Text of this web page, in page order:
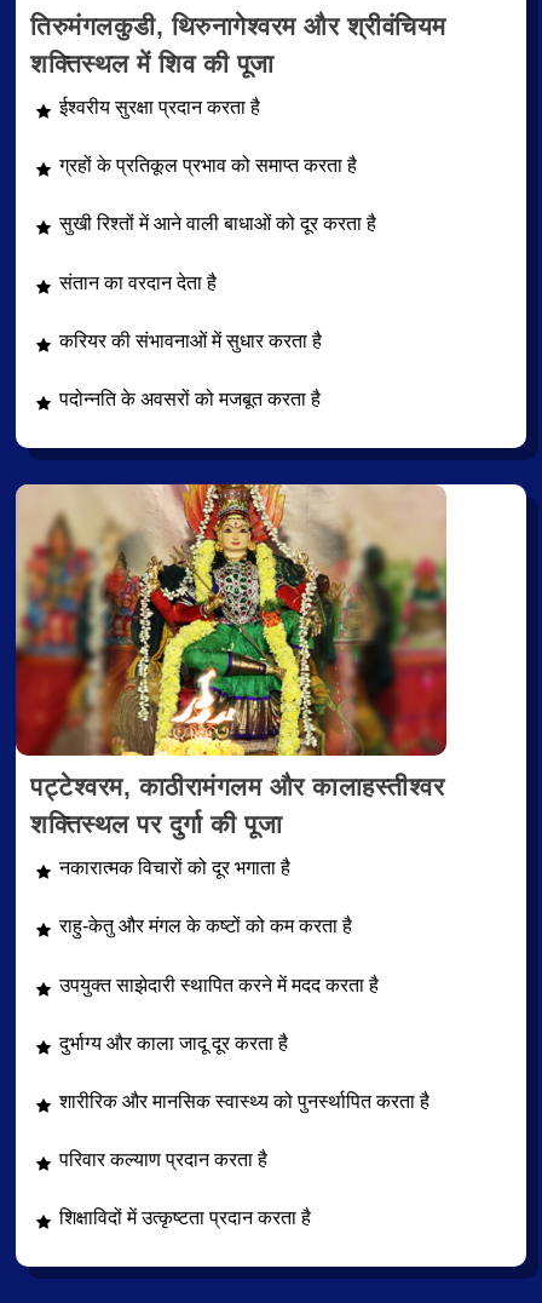
तिरुमंगलकुडी, थिरुनागेश्वरम और श्रीवंचियम
शक्तिस्थल में शिव की पूजा
ईश्वरीय सुरक्षा प्रदान करता है
ग्रहों के प्रतिकूल प्रभाव को समाप्त करता है
सुखी रिश्तों में आने वाली बाधाओं को दूर करता है
संतान का वरदान देता है
करियर की संभावनाओं में सुधार करता है
पदोन्नति के अवसरों को मजबूत करता है
पट्टेश्वरम, काठीरामंगलम और कालाहस्तीश्वर
शक्तिस्थल पर दुर्गा की पूजा
नकारात्मक विचारों को दूर भगाता है
राहु-केतु और मंगल के कष्टों को कम करता है
उपयुक्त साझेदारी स्थापित करने में मदद करता है
दुर्भाग्य और काला जादू दूर करता है
शारीरिक और मानसिक स्वास्थ्य को पुनर्स्थापित करता है
परिवार कल्याण प्रदान करता है
शिक्षाविदों में उत्कृष्टता प्रदान करता है